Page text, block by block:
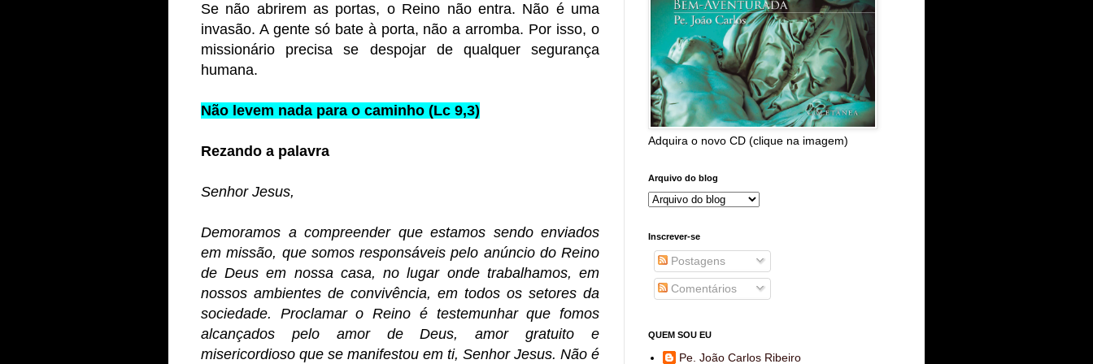
Se não abrirem as portas, o Reino não entra. Não é uma
invasão. A gente só bate à porta, não a arromba. Por isso, o
missionário precisa se despojar de qualquer segurança
humana.
Não levem nada para o caminho (Lc 9,3)
Rezando a palavra
Senhor Jesus,
Demoramos a compreender que estamos sendo enviados
em missão, que somos responsáveis pelo anúncio do Reino
de Deus em nossa casa, no lugar onde trabalhamos, em
nossos ambientes de convivência, em todos os setores da
sociedade. Proclamar o Reino é testemunhar que fomos
alcançados pelo amor de Deus, amor gratuito e
misericordioso que se manifestou em ti, Senhor Jesus. Não é
Adquira o novo CD (clique na imagem)
Arquivo do blog
Inscrever-se
Postagens
Comentários
QUEM SOU EU
Pe. João Carlos Ribeiro